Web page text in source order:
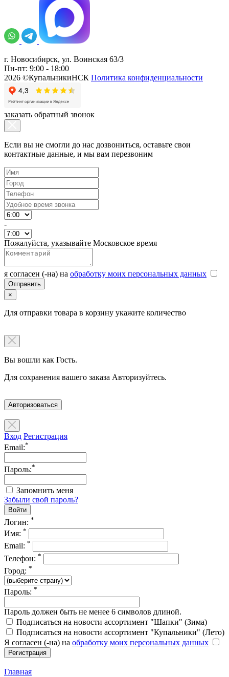
г. Новосибирск, ул. Воинская 63/3
Пн-пт: 9:00 - 18:00
2026 ©КупальникиНСК Политика конфиденциальности
заказать обратный звонок
Если вы не смогли до нас дозвониться, оставьте свои
контактные данные, и мы вам перезвоним
-
Пожалуйста, указывайте Московское время
я согласен (-на) на обработку моих персональных данных
×
Для отправки товара в корзину укажите количество
Вы вошли как Гость.
Для сохранения вашего заказа Авторизуйтесь.
Авторизоваться
Вход Регистрация
Email:*
Пароль:*
Запомнить меня
Забыли свой пароль?
Логин: *
Имя: *
Email: *
Телефон: *
Город: *
Пароль: *
Пароль должен быть не менее 6 символов длиной.
Подписаться на новости ассортимент "Шапки" (Зима)
Подписаться на новости ассортимент "Купальники" (Лето)
Я согласен (-на) на обработку моих персональных данных
Главная